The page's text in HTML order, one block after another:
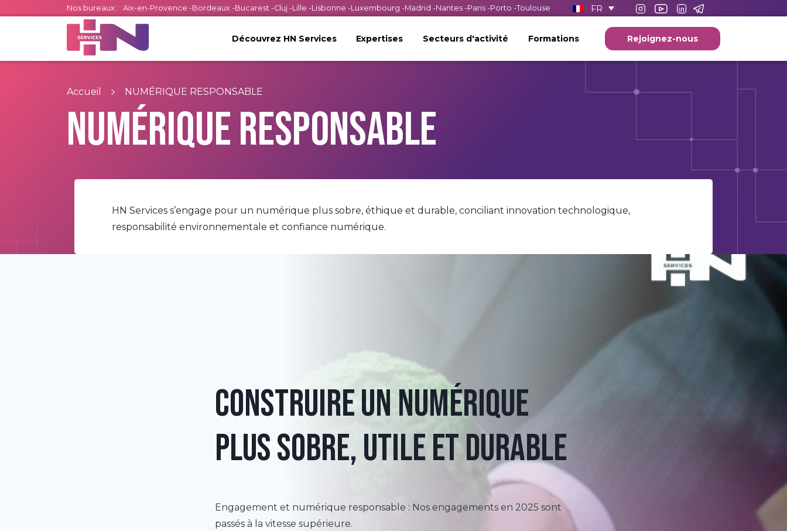
Nos bureaux : Aix-en-Provence -Bordeaux -Bucarest -Cluj -Lille -Lisbonne -Luxembourg -Madrid -Nantes -Paris -Porto -Toulouse FR
Découvrez HN Services Expertises Secteurs d'activité Formations Rejoignez-nous
Accueil NUMÉRIQUE RESPONSABLE
NUMÉRIQUE RESPONSABLE
HN Services s’engage pour un numérique plus sobre, éthique et durable, conciliant innovation technologique,
responsabilité environnementale et confiance numérique.
Construire un numérique
plus sobre, utile et durable
Engagement et numérique responsable : Nos engagements en 2025 sont
passés à la vitesse supérieure.